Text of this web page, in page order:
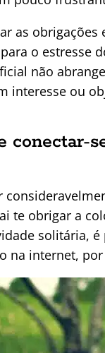
as
o estresse
não
interesse ou
conectar-
te obrigar a
solitária,
na internet,